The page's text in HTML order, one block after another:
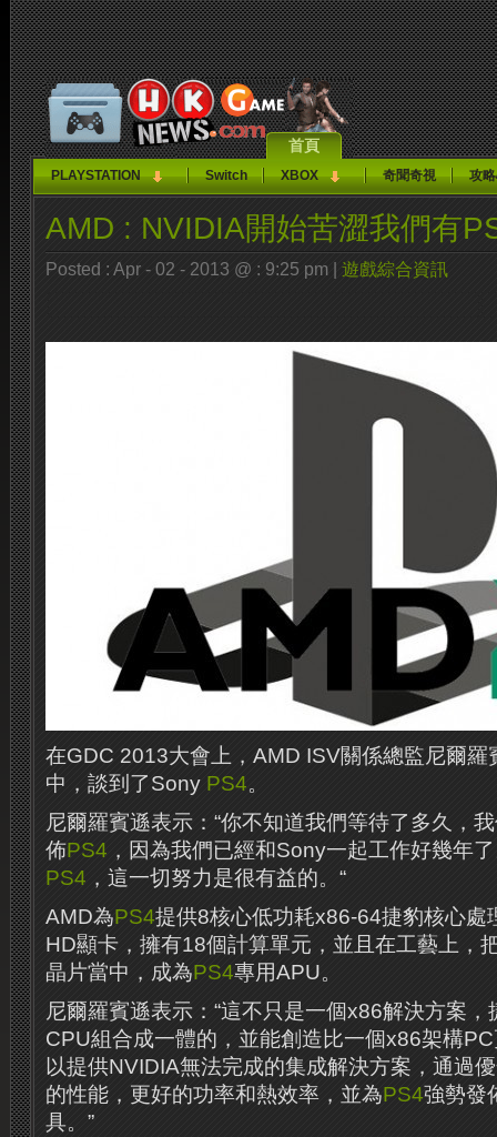
首頁
PLAYSTATION Switch XBOX 奇聞奇視 攻
AMD : NVIDIA開始苦澀我們有
Posted : Apr - 02 - 2013 @ : 9:25 pm | 遊戲綜合資訊
在GDC 2013大會上，AMD ISV關係總監尼爾羅
中，談到了Sony PS4。
尼爾羅賓遜表示：“你不知道我們等待了多久，
佈PS4 ，因為我們已經和Sony一起工作好幾年
PS4 ，這一切努力是很有益的。“
AMD為PS4提供8核心低功耗x86-64捷豹核心處
HD顯卡，擁有18個計算單元，並且在工藝上，
晶片當中，成為PS4專用APU。
尼爾羅賓遜表示：“這不只是一個x86解決方案
CPU組合成一體的，並能創造比一個x86架構
以提供NVIDIA無法完成的集成解決方案，通過
的性能，更好的功率和熱效率，並為PS4強勢發
具。”